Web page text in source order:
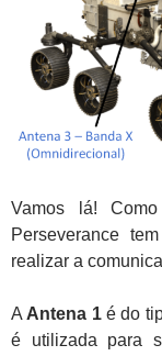
Vamos lá!
Perseverance
realizar a
A Antena 1é do
é utilizada para